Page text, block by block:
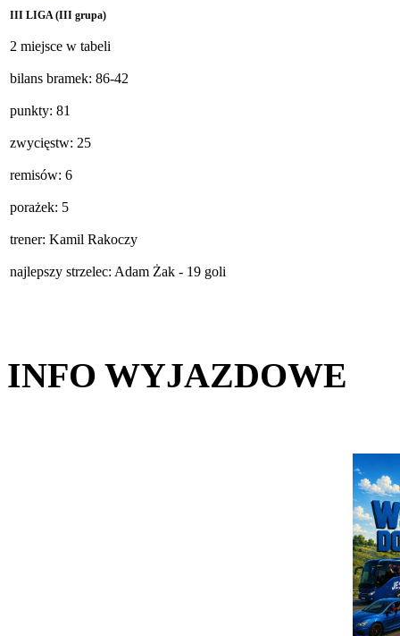
III LIGA (III grupa)
2 miejsce w tabeli
bilans bramek: 86-42
punkty: 81
zwycięstw: 25
remisów: 6
porażek: 5
trener: Kamil Rakoczy
najlepszy strzelec: Adam Żak - 19 goli
INFO WYJAZDOWE